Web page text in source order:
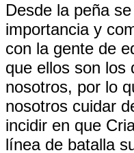
Desde la peña
importancia y
con la gente de
que ellos son los
nosotros, por lo
nosotros cuidar
incidir en que
línea de batalla